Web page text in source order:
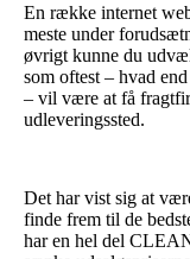
En række internet
meste under
øvrigt kunne du
som oftest – hvad
– vil være at få
udleveringssted.
Det har vist sig at
finde frem til de
har en hel del